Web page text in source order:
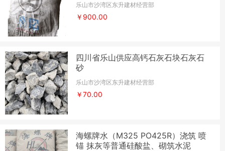
乐山市沙湾区东升建材经营部
￥900.00
四川省乐山供应高钙石灰石块石灰石
砂
乐山市沙湾区东升建材经营部
￥70.00
海螺牌水（M325 PO425R）浇筑 喷
锚 抹灰等普通硅酸盐、砌筑水泥